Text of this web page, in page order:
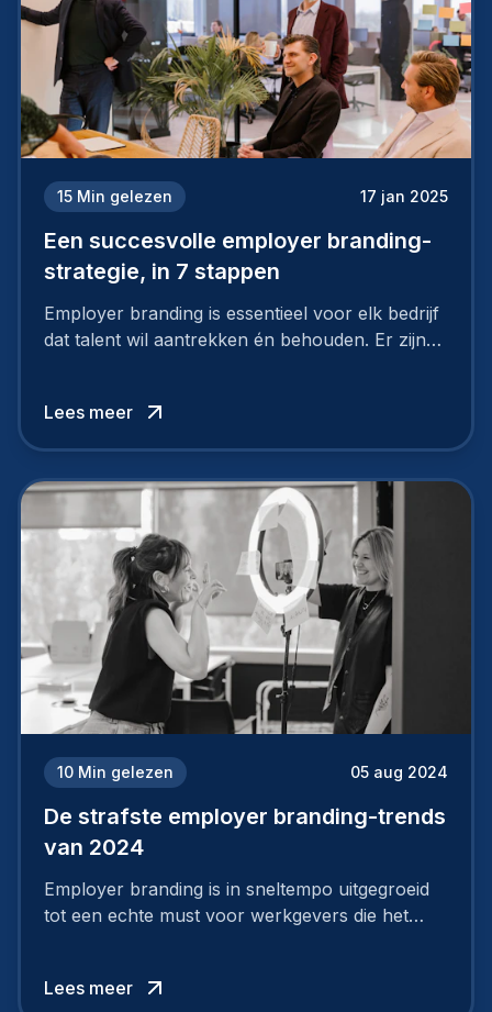
15 Min gelezen 17 jan 2025
Een succesvolle employer branding-
strategie, in 7 stappen
Employer branding is essentieel voor elk bedrijf
dat talent wil aantrekken én behouden. Er zijn
niet van vandaag op morgen. Hoe pak je dat
aan, starten met employer branding?
Lees meer
10 Min gelezen 05 aug 2024
De strafste employer branding-trends
van 2024
Employer branding is in sneltempo uitgegroeid
tot een echte must voor werkgevers die het
Lees meer